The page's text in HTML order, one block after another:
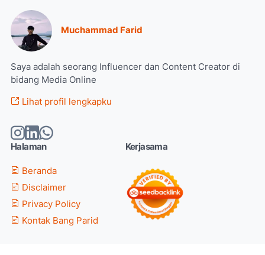
Muchammad Farid
Saya adalah seorang Influencer dan Content Creator di
bidang Media Online
Lihat profil lengkapku
Halaman
Beranda
Disclaimer
Privacy Policy
Kontak Bang Parid
Kerjasama